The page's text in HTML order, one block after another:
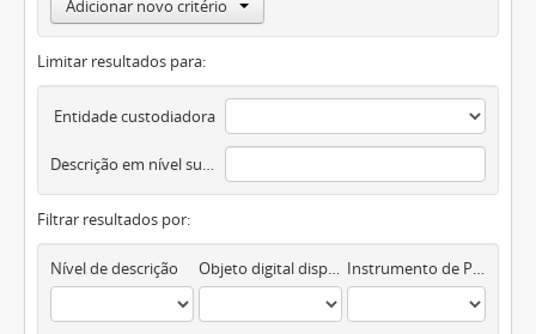
Adicionar novo critério
Limitar resultados para:
Entidade custodiadora
Descrição em nível superior
Filtrar resultados por:
Nível de descrição Objeto digital disponível Instrumento de Pesquisa